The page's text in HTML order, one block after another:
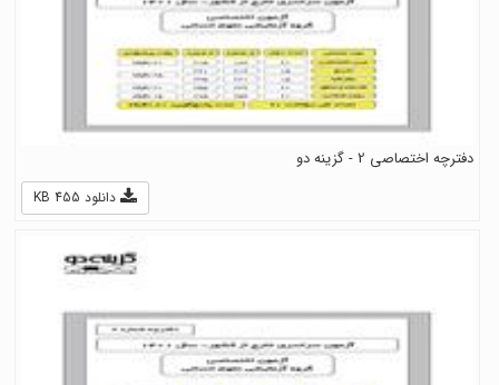
دفترچه اختصاصی 2 - گزینه دو
دانلود 455 KB